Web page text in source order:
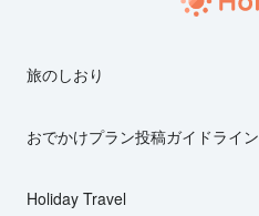
旅のしおり
おでかけプラン投稿ガイドライン
Holiday Travel